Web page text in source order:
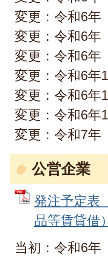
変更：令和6年
変更：令和6
変更：令和6年
変更：令和6年
変更：令和6年
変更：令和6年
変更：令和7年
公営企業
発注予定表
品等賃貸借
当初：令和6